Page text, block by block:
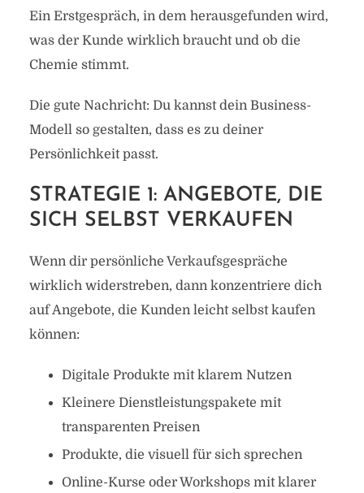
Ein Erstgespräch, in dem herausgefunden wird,
was der Kunde wirklich braucht und ob die
Chemie stimmt.
Die gute Nachricht: Du kannst dein Business-
Modell so gestalten, dass es zu deiner
Persönlichkeit passt.
STRATEGIE 1: ANGEBOTE, DIE
SICH SELBST VERKAUFEN
Wenn dir persönliche Verkaufsgespräche
wirklich widerstreben, dann konzentriere dich
auf Angebote, die Kunden leicht selbst kaufen
können:
Digitale Produkte mit klarem Nutzen
Kleinere Dienstleistungspakete mit
transparenten Preisen
Produkte, die visuell für sich sprechen
Online-Kurse oder Workshops mit klarer